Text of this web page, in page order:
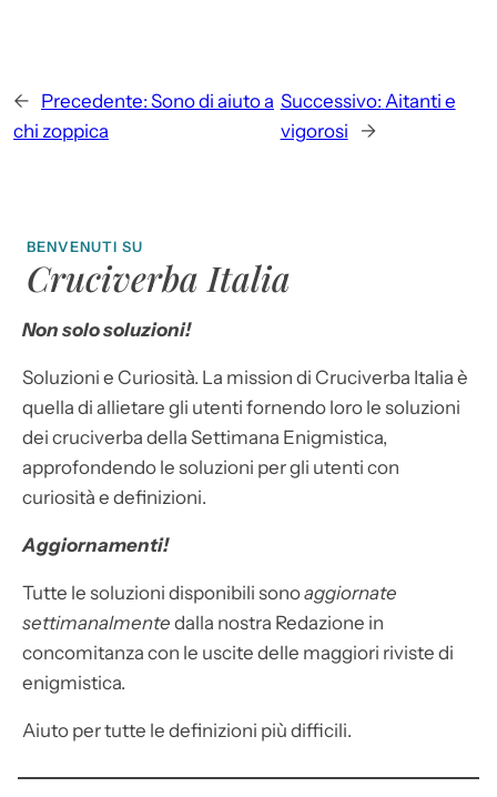
← Precedente: Sono di aiuto a
chi zoppica
Successivo: Aitanti e
vigorosi
→
BENVENUTI SU
Cruciverba Italia
Non solo soluzioni!
Soluzioni e Curiosità. La mission di Cruciverba Italia è
quella di allietare gli utenti fornendo loro le soluzioni
dei cruciverba della Settimana Enigmistica,
approfondendo le soluzioni per gli utenti con
curiosità e definizioni.
Aggiornamenti!
Tutte le soluzioni disponibili sonoaggiornate
settimanalmente dalla nostra Redazione in
concomitanza con le uscite delle maggiori riviste di
enigmistica.
Aiuto per tutte le definizioni più difficili.